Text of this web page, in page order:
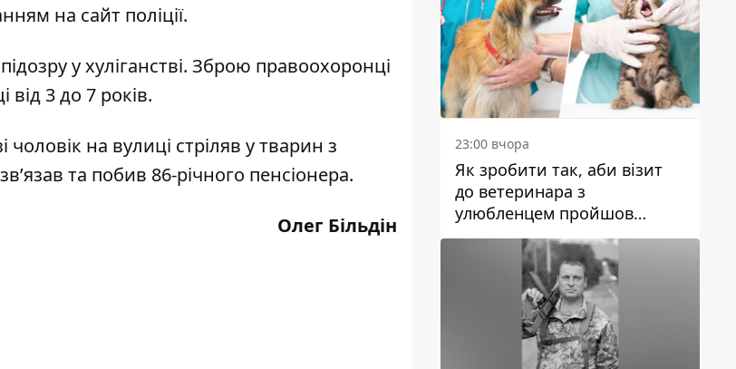
на сайт поліції.
у хуліганстві. Зброю правоохоронці
3 до 7 років.
на вулиці стріляв у тварин з
зв’язав та побив 86-річного пенсіонера.
Олег Більдін
23:00 вчора
Як зробити так, аби візит
до ветеринара з
улюбленцем пройшов
спокійно: прості поради